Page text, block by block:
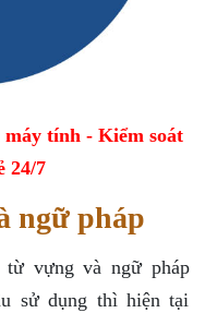
máy tính - Kiểm soát
24/7
ngữ pháp
từ vựng và ngữ pháp
sử dụng thì hiện tại